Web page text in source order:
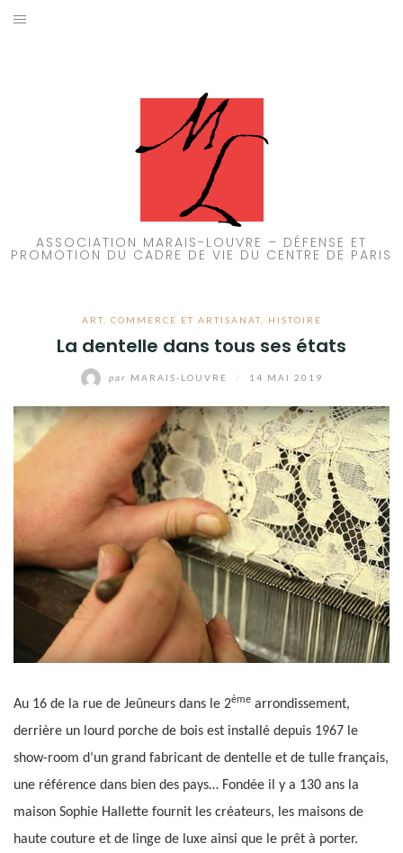
Aller
ASSOCIATION MARAIS-LOUVRE – DÉFENSE ET
PROMOTION DU CADRE DE VIE DU CENTRE DE PARIS
ART, COMMERCE ET ARTISANAT, HISTOIRE
La dentelle dans tous ses états
par MARAIS-LOUVRE 14 MAI 2019
Au 16 de la rue de Jeûneurs dans le 2ème arrondissement,
derrière un lourd porche de bois est installé depuis 1967 le
show-room d‘un grand fabricant de dentelle et de tulle français,
une référence dans bien des pays… Fondée il y a 130 ans la
maison Sophie Hallette fournit les créateurs, les maisons de
haute couture et de linge de luxe ainsi que le prêt à porter.